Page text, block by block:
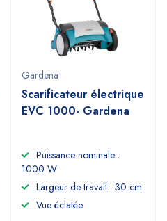
Gardena
Scarificateur électrique
EVC 1000- Gardena
Puissance nominale :
1000 W
Largeur de travail : 30 cm
Vue éclatée